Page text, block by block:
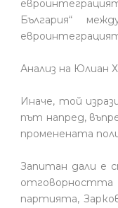
България“
Анализ на Юлиан
Иначе, той
път напред,
променената
Запитан дали е
партията,